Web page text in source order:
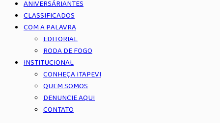
ANIVERSÁRIANTES
CLASSIFICADOS
COM A PALAVRA
EDITORIAL
RODA DE FOGO
INSTITUCIONAL
CONHEÇA ITAPEVI
QUEM SOMOS
DENUNCIE AQUI
CONTATO